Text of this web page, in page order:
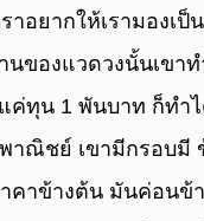
าอยากให้เรามองเ
ของแวดวงนั้นเขาทํ
ค่ทุน 1 พันบาท ก็ทํา
าณิชย์ เขามีกรอบมี
าคาข้างต้น มันค่อนข้